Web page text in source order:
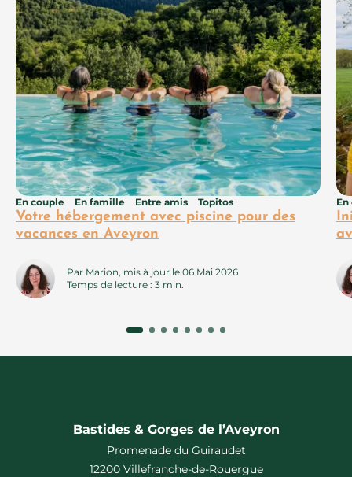
Votre hébergement avec piscine pour des
vacances en Aveyron
En couple En famille Entre amis Topitos
Par Marion, mis à jour le 06 Mai 2026
Temps de lecture : 3 min.
Bastides & Gorges de l’Aveyron
Promenade du Guiraudet
12200 Villefranche-de-Rouergue